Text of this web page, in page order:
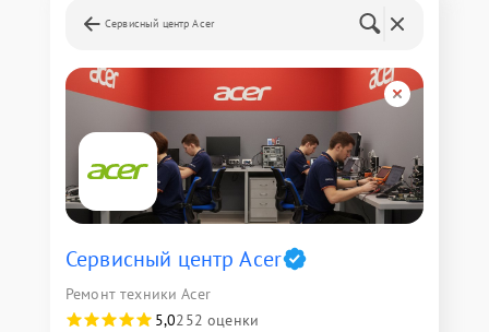
Сервисный центр Acer
Сервисный центр Acer
Ремонт техники Acer
5,0252 оценки